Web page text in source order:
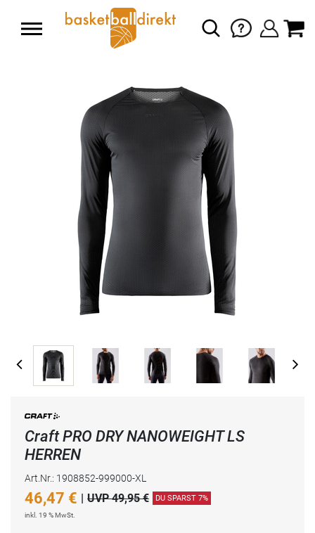
Craft PRO DRY NANOWEIGHT LS
HERREN
Art.Nr.: 1908852-999000-XL
46,47 € | UVP 49,95 € DU SPARST 7%
inkl. 19 % MwSt.